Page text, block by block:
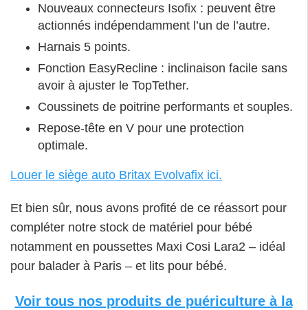
Nouveaux connecteurs Isofix : peuvent être
actionnés indépendamment l’un de l’autre.
Harnais 5 points.
Fonction EasyRecline : inclinaison facile sans
avoir à ajuster le TopTether.
Coussinets de poitrine performants et souples.
Repose-tête en V pour une protection
optimale.
Louer le siège auto Britax Evolvafix ici.
Et bien sûr, nous avons profité de ce réassort pour
compléter notre stock de matériel pour bébé
notamment en poussettes Maxi Cosi Lara2 – idéal
pour balader à Paris – et lits pour bébé.
Voir tous nos produits de puériculture à la